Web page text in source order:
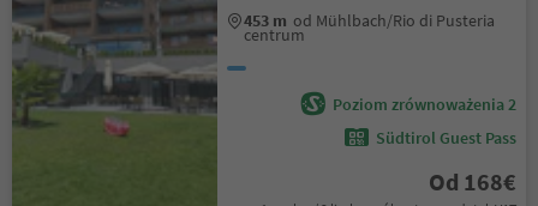
453 m od Mühlbach/Rio di Pusteria
centrum
Poziom zrównoważenia 2
Südtirol Guest Pass
Od 168€